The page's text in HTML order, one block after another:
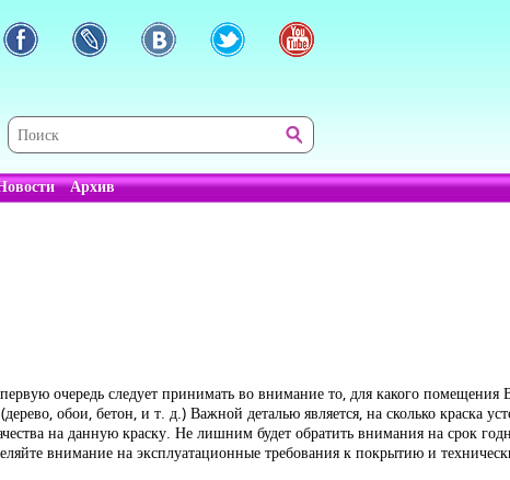
Архив
очередь следует принимать во внимание то, для какого помещения
обои, бетон, и т. д.) Важной деталью является, на сколько краска
на данную краску. Не лишним будет обратить внимания на срок
внимание на эксплуатационные требования к покрытию и